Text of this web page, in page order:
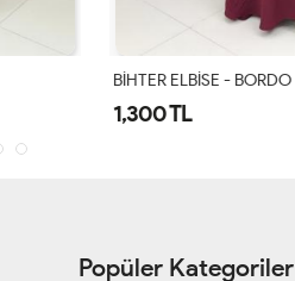
BİHTER ELBİSE - BORDO
Popüler Kategoriler